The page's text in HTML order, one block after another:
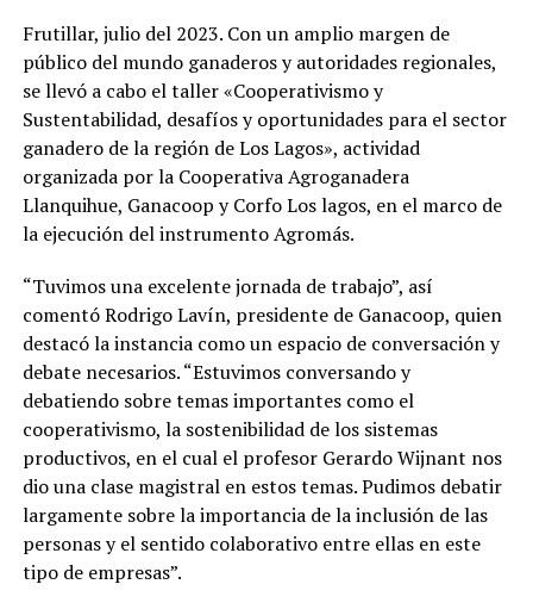
Frutillar, julio del 2023. Con un amplio margen de
público del mundo ganaderos y autoridades regionales,
se llevó a cabo el taller «Cooperativismo y
Sustentabilidad, desafíos y oportunidades para el sector
ganadero de la región de Los Lagos», actividad
organizada por la Cooperativa Agroganadera
Llanquihue, Ganacoop y Corfo Los lagos, en el marco de
la ejecución del instrumento Agromás.
“Tuvimos una excelente jornada de trabajo”, así
comentó Rodrigo Lavín, presidente de Ganacoop, quien
destacó la instancia como un espacio de conversación y
debate necesarios. “Estuvimos conversando y
debatiendo sobre temas importantes como el
cooperativismo, la sostenibilidad de los sistemas
productivos, en el cual el profesor Gerardo Wijnant nos
dio una clase magistral en estos temas. Pudimos debatir
largamente sobre la importancia de la inclusión de las
personas y el sentido colaborativo entre ellas en este
tipo de empresas”.